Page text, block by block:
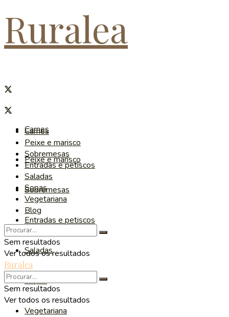
Ruralea
Carnes
Peixe e marisco
Sobremesas
Entradas e petiscos
Saladas
Sopas
Vegetariana
Carnes
Peixe e marisco
Sobremesas
Entradas e petiscos
Saladas
Sopas
Vegetariana
Blog
Sem resultados
Ver todos os resultados
Ruralea
Sem resultados
Ver todos os resultados